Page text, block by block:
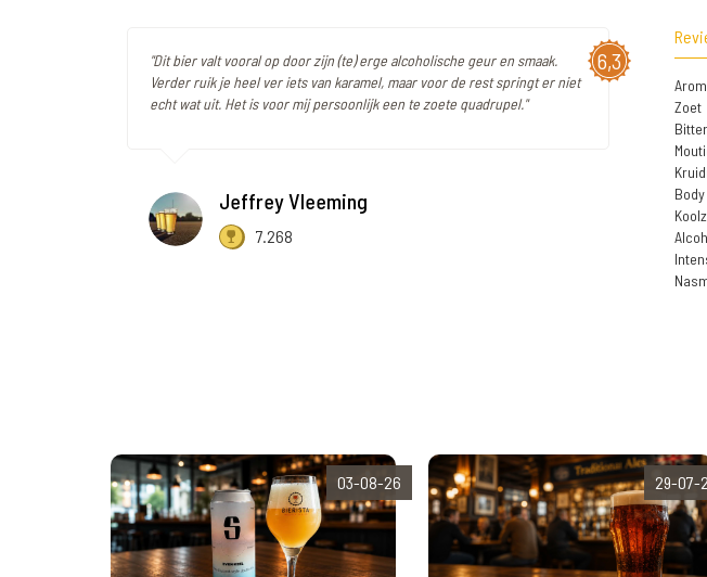
6,3
"Dit bier valt vooral op door zijn (te) erge alcoholische geur en smaak.
Verder ruik je heel ver iets van karamel, maar voor de rest springt er niet
echt wat uit. Het is voor mij persoonlijk een te zoete quadrupel."
Jeffrey Vleeming
7.268
Zoet
Bitter
Body
03-08-26 29-07-